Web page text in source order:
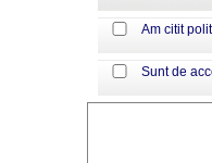
Am citit
Sunt de